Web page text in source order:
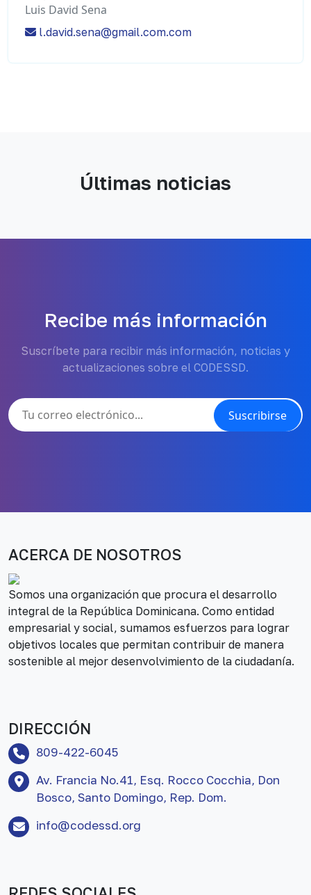
Luis David Sena
l.david.sena@gmail.com.com
Últimas noticias
Recibe más información
Suscríbete para recibir más información, noticias y
actualizaciones sobre el CODESSD.
Suscribirse
ACERCA DE NOSOTROS
Somos una organización que procura el desarrollo
integral de la República Dominicana. Como entidad
empresarial y social, sumamos esfuerzos para lograr
objetivos locales que permitan contribuir de manera
sostenible al mejor desenvolvimiento de la ciudadanía.
DIRECCIÓN
809-422-6045
Av. Francia No.41, Esq. Rocco Cocchia, Don
Bosco, Santo Domingo, Rep. Dom.
info@codessd.org